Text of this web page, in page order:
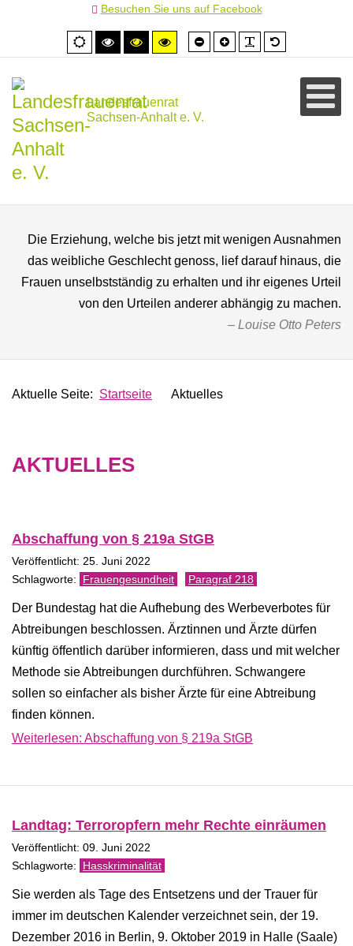
Besuchen Sie uns auf Facebook
Normale
Ansicht
Hoher
Kontrast
Hoher
Kontrast
Hoher
Kontrast
Schrift
kleiner
Schrift
größer
Landesfrauenrat
Sachsen-Anhalt e. V.
Die Erziehung, welche bis jetzt mit wenigen Ausnahmen
das weibliche Geschlecht genoss, lief darauf hinaus, die
Frauen unselbstständig zu erhalten und ihr eigenes Urteil
von den Urteilen anderer abhängig zu machen.
Louise Otto Peters
Aktuelle Seite: Startseite Aktuelles
AKTUELLES
Abschaffung von § 219a StGB
Veröffentlicht: 25. Juni 2022
Frauengesundheit Paragraf 218
Der Bundestag hat die Aufhebung des Werbeverbotes für
Abtreibungen beschlossen. Ärztinnen und Ärzte dürfen
künftig öffentlich darüber informieren, dass und mit welcher
Methode sie Abtreibungen durchführen. Schwangere
sollen so einfacher als bisher Ärzte für eine Abtreibung
finden können.
Weiterlesen: Abschaffung von § 219a StGB
Landtag: Terroropfern mehr Rechte einräumen
Veröffentlicht: 09. Juni 2022
Hasskriminalität
Sie werden als Tage des Entsetzens und der Trauer für
immer im deutschen Kalender verzeichnet sein, der 19.
Dezember 2016 in Berlin, 9. Oktober 2019 in Halle (Saale)